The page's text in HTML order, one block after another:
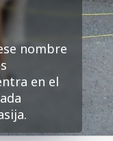
nombre
en el